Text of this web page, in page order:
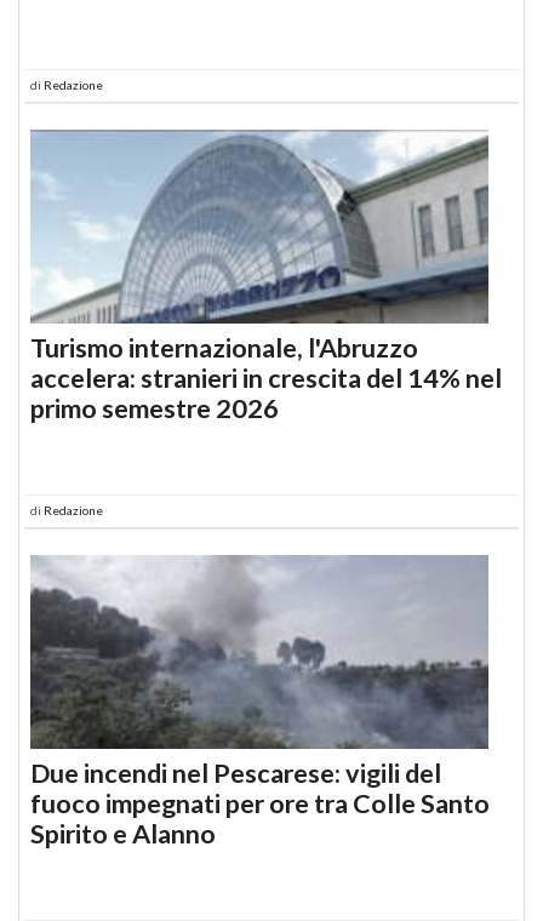
di Redazione
Turismo internazionale, l'Abruzzo
accelera: stranieri in crescita del 14% nel
primo semestre 2026
di Redazione
Due incendi nel Pescarese: vigili del
fuoco impegnati per ore tra Colle Santo
Spirito e Alanno